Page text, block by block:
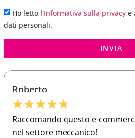
Ho letto l'Informativa sulla privacy e
dati personali.
INVIA
Roberto
★★★★★
Raccomando questo e-
nel settore meccanico!